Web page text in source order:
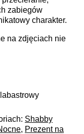
zabiegów
charakter.
na zdjęciach nie
Shabby
, Prezent na